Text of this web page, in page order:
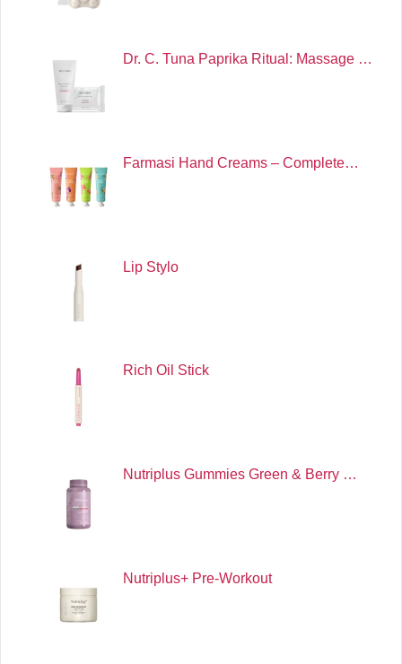
Dr. C. Tuna Paprika Ritual: Massage …
Farmasi Hand Creams – Complete…
Lip Stylo
Rich Oil Stick
Nutriplus Gummies Green & Berry …
Nutriplus+ Pre-Workout